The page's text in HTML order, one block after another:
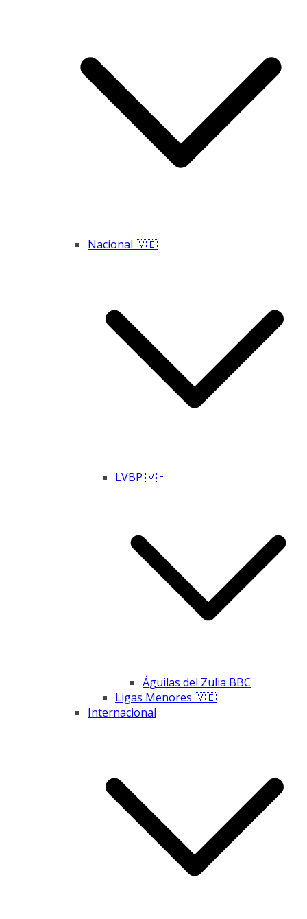
Nacional 🇻🇪
LVBP 🇻🇪
Águilas del Zulia BBC
Ligas Menores 🇻🇪
Internacional